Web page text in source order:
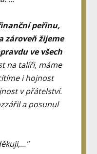
peřinu,
zároveň žijeme
ve všech
na talíři, máme
i hojnost
v přátelství.
a posunul